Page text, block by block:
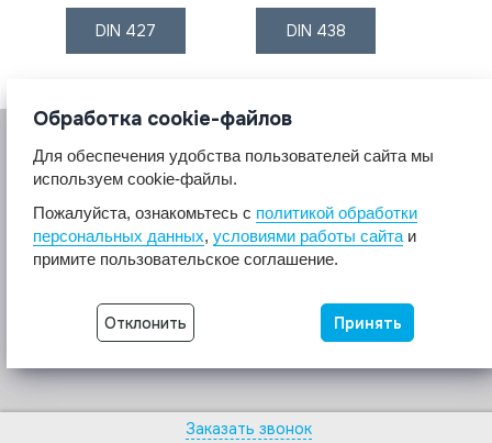
Заказать звонок
DIN 427 DIN 438
© 2017 A2A4
Крепеж из нержавеющей стали А2 А4.
Разработка сайта -
Неткам
Обработка cookie-файлов
Для обеспечения удобства пользователей сайта мы
используем cookie-файлы.
Пожалуйста, ознакомьтесь с политикой обработки
персональных данных, условиями работы сайта и
примите пользовательское соглашение.
Отклонить Принять